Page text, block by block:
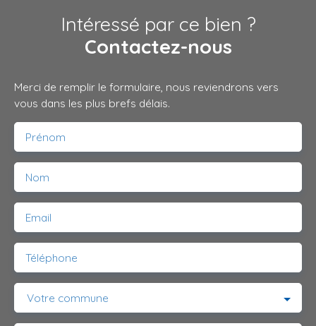
Intéressé par ce bien ?
Contactez-nous
Merci de remplir le formulaire, nous reviendrons vers
vous dans les plus brefs délais.
Prénom
Nom
Email
Téléphone
Votre commune